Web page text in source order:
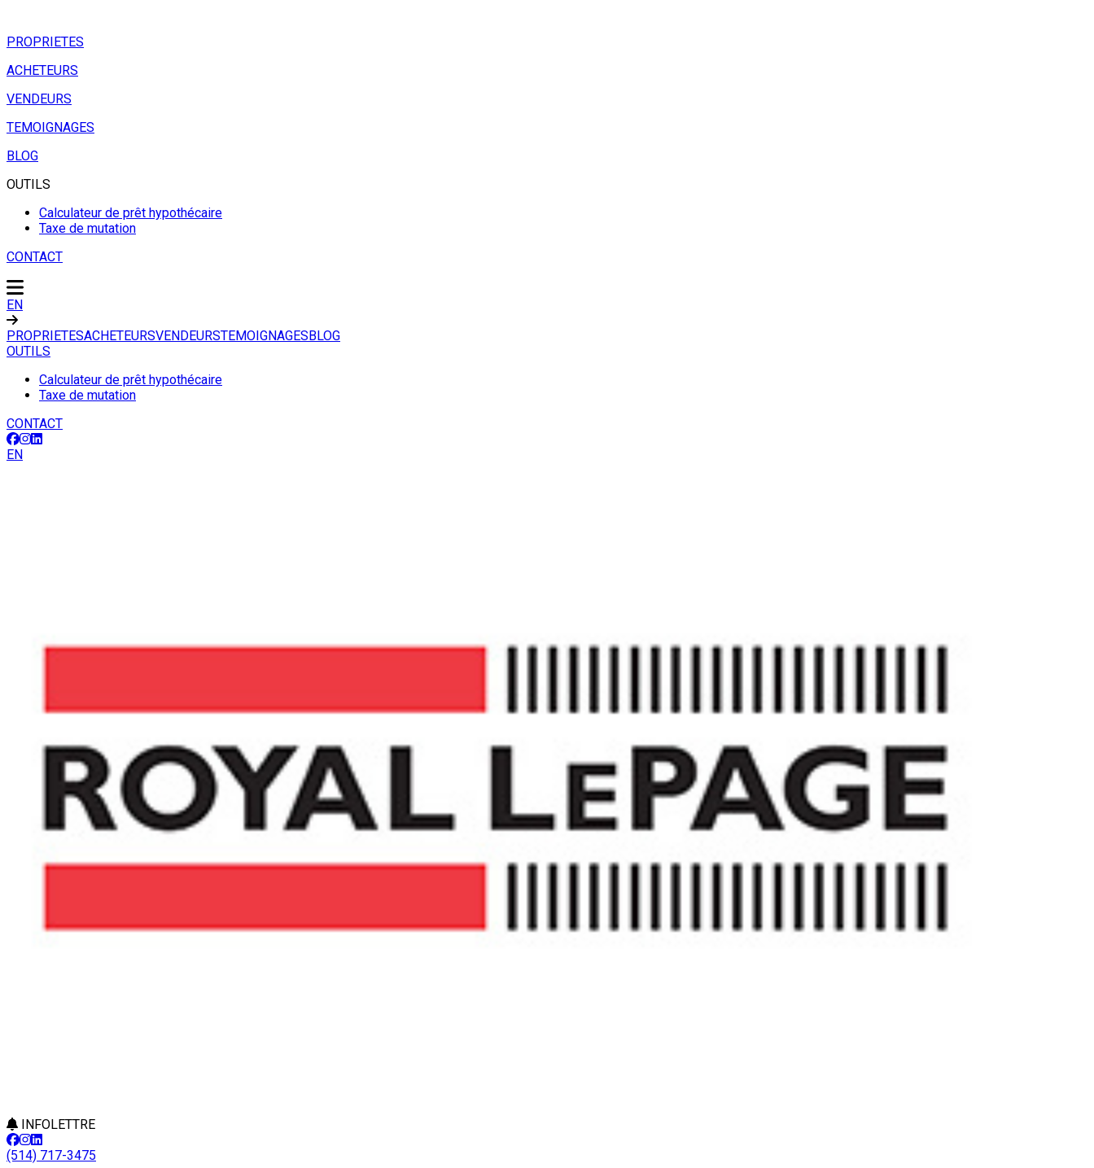
PROPRIETES
ACHETEURS
VENDEURS
TEMOIGNAGES
BLOG
OUTILS
Calculateur de prêt hypothécaire
Taxe de mutation
CONTACT
EN
PROPRIETESACHETEURSVENDEURSTEMOIGNAGESBLOG
OUTILS
Calculateur de prêt hypothécaire
Taxe de mutation
CONTACT
EN
INFOLETTRE
(514) 717-3475